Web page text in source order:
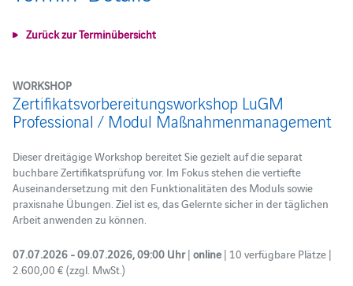
Zurück zur Terminübersicht
WORKSHOP
Zertifikatsvorbereitungsworkshop LuGM
Professional / Modul Maßnahmenmanagement
Dieser dreitägige Workshop bereitet Sie gezielt auf die separat
buchbare Zertifikatsprüfung vor. Im Fokus stehen die vertiefte
Auseinandersetzung mit den Funktionalitäten des Moduls sowie
praxisnahe Übungen. Ziel ist es, das Gelernte sicher in der täglichen
Arbeit anwenden zu können.
07.07.2026 - 09.07.2026, 09:00 Uhr| online | 10 verfügbare Plätze |
2.600,00 € (zzgl. MwSt.)